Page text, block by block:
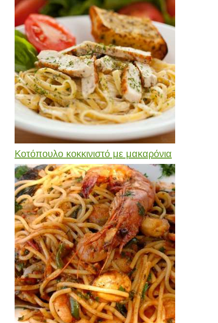
Κοτόπουλο κοκκινιστό με μακαρόνια